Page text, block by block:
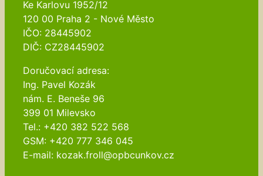
Ke Karlovu 1952/12
120 00 Praha 2 - Nové Město
IČO: 28445902
DIČ: CZ28445902
Doručovací adresa:
Ing. Pavel Kozák
nám. E. Beneše 96
399 01 Milevsko
Tel.: +420 382 522 568
GSM: +420 777 346 045
E-mail: kozak.froll@opbcunkov.cz